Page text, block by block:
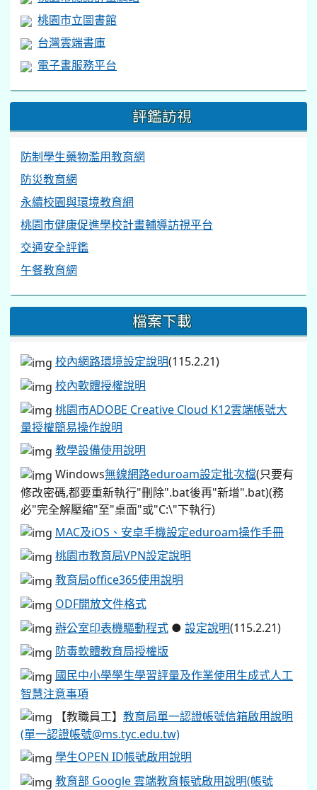
桃園市立圖書館
台灣雲端書庫
電子書服務平台
評鑑訪視
防制學生藥物濫用教育網
防災教育網
永續校園與環境教育網
桃園市健康促進學校計畫輔導訪視平台
交通安全評鑑
午餐教育網
檔案下載
校內網路環境設定說明(115.2.21)
校內軟體授權說明
桃園市ADOBE Creative Cloud K12雲端帳號大
量授權簡易操作說明
教學設備使用說明
Windows無線網路eduroam設定批次檔(只要有
修改密碼,都要重新執行"刪除".bat後再"新增".bat)(務
必"完全解壓縮"至"桌面"或"C:\"下執行)
MAC及iOS、安卓手機設定eduroam操作手冊
桃園市教育局VPN設定說明
教育局office365使用說明
ODF開放文件格式
辦公室印表機驅動程式 ● 設定說明(115.2.21)
防毒軟體教育局授權版
國民中小學學生學習評量及作業使用生成式人工
智慧注意事項
【教職員工】 教育局單一認證帳號信箱啟用說明
(單一認證帳號@ms.tyc.edu.tw)
學生OPEN ID帳號啟用說明
教育部 Google 雲端教育帳號啟用說明(帳號